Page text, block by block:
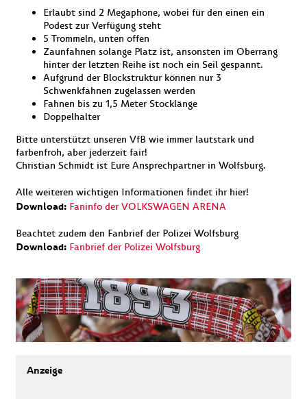
Erlaubt sind 2 Megaphone, wobei für den einen ein
Podest zur Verfügung steht
5 Trommeln, unten offen
Zaunfahnen solange Platz ist, ansonsten im Oberrang
hinter der letzten Reihe ist noch ein Seil gespannt.
Aufgrund der Blockstruktur können nur 3
Schwenkfahnen zugelassen werden
Fahnen bis zu 1,5 Meter Stocklänge
Doppelhalter
Bitte unterstützt unseren VfB wie immer lautstark und
farbenfroh, aber jederzeit fair!
Christian Schmidt ist Eure Ansprechpartner in Wolfsburg.
Alle weiteren wichtigen Informationen findet ihr hier!
Download: Faninfo der VOLKSWAGEN ARENA
Beachtet zudem den Fanbrief der Polizei Wolfsburg
Download: Fanbrief der Polizei Wolfsburg